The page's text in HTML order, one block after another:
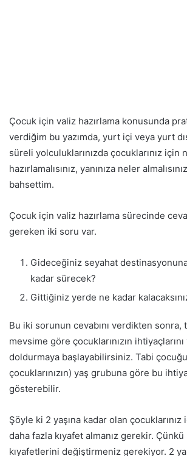
Çocuk için valiz hazırlama konusunda
verdiğim bu yazımda, yurt içi veya yurt
süreli yolculuklarınızda çocuklarınız için
hazırlamalısınız, yanınıza neler
bahsettim.
Çocuk için valiz hazırlama sürecinde
gereken iki soru var.
Gideceğiniz seyahat
kadar sürecek?
Gittiğiniz yerde ne kadar
Bu iki sorunun cevabını verdikten sonra,
mevsime göre çocuklarınızın
doldurmaya başlayabilirsiniz. Tabi
çocuklarınızın) yaş grubuna göre bu
gösterebilir.
Şöyle ki 2 yaşına kadar olan çocuklarınız
daha fazla kıyafet almanız gerekir.
kıyafetlerini değiştirmeniz gerekiyor. 2